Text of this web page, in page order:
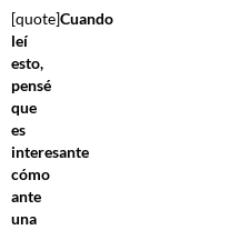
[quote]Cuando
leí
esto,
pensé
que
es
interesante
cómo
ante
una